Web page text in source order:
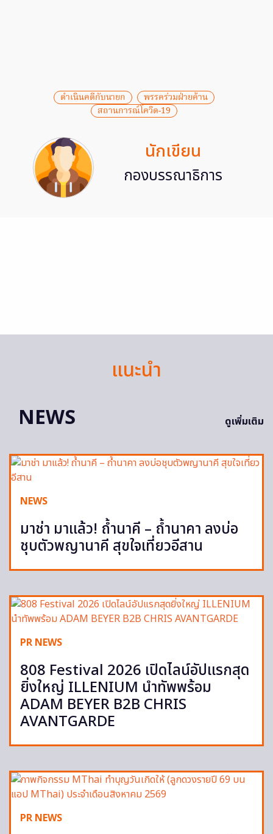
ดำเนินคดีกับนายก
พรรคร่วมฝ่ายค้าน
สถานการณ์โควิด-19
นักเขียน
กองบรรณาธิการ
แนะนำ
NEWS
ดูเพิ่มเติม
NEWS
มาช่า มาแล้ว! ถ้ำนาคี – ถ้ำนาคา ลงบ่อ
ชุบตัวพญานาคี สุขใจเที่ยวอีสาน
PR NEWS
808 Festival 2026 เปิดไลน์อัปแรกสุด
ยิ่งใหญ่ ILLENIUM นำทัพพร้อม
ADAM BEYER B2B CHRIS
AVANTGARDE
PR NEWS